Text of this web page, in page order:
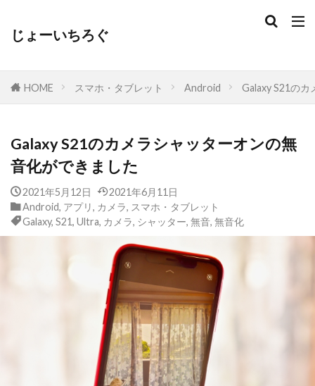
じょーいちろぐ
HOME スマホ・タブレット Android Galaxy S21の
Galaxy S21のカメラシャッターオンの無
音化ができました
2021年5月12日
2021年6月11日
Android, アプリ, カメラ, スマホ・タブレット
Galaxy, S21, Ultra, カメラ, シャッター, 無音, 無音化